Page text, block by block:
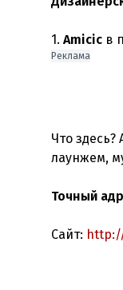
1. Amicic
Реклама
Что
лаунжем,
Точный
Сайт: